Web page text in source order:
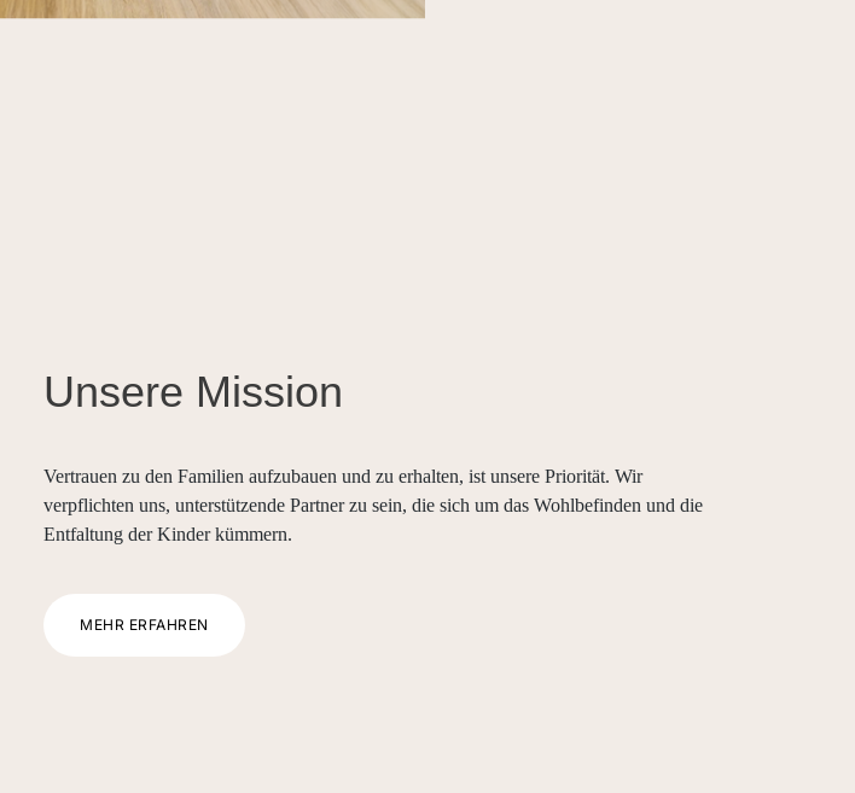
Unsere Mission
Vertrauen zu den Familien aufzubauen und zu erhalten, ist unsere Priorität. Wir
verpflichten uns, unterstützende Partner zu sein, die sich um das Wohlbefinden und die
Entfaltung der Kinder kümmern.
MEHR ERFAHREN